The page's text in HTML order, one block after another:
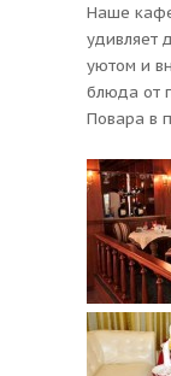
Наше
удивляет
уютом и
блюда от
Повара в